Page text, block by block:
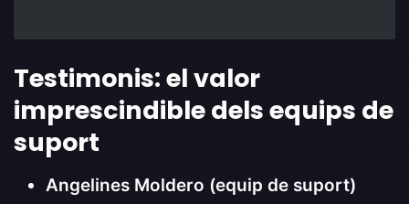
Testimonis: el valor
imprescindible dels equips de
suport
Angelines Moldero (equip de suport)